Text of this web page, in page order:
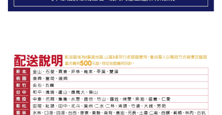
一、家電商品單價金額較高，請務必交代本人(收貨人)親簽。
二、簽收時請務必檢查外觀，若外觀有破損、瑕疵、撞凹，請
務必拒收商品，請通知我們將重新發貨。
三、簽收後務必全程錄影並立即拆封查驗，若拆封後外觀有瑕